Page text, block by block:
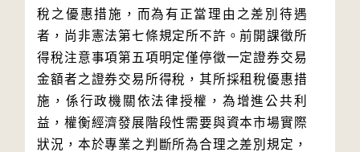
稅之優惠措施，而為有正當理由之差別待遇
者，尚非憲法第七條規定所不許。前開課徵所
得稅注意事項第五項明定僅停徵一定證券交易
金額者之證券交易所得稅，其所採租稅優惠措
施，係行政機關依法律授權，為增進公共利
益，權衡經濟發展階段性需要與資本市場實際
狀況，本於專業之判斷所為合理之差別規定，